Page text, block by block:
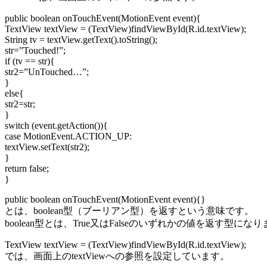
public boolean onTouchEvent(MotionEvent event){
TextView textView = (TextView)findViewById(R.id.textView);
String tv = textView.getText().toString();
str=”Touched!”;
if (tv == str){
str2=”UnTouched…”;
}
else{
str2=str;
}
switch (event.getAction()){
case MotionEvent.ACTION_UP:
textView.setText(str2);
}
return false;
}
public boolean onTouchEvent(MotionEvent event){}
とは、boolean型（ブーリアン型）を返すという意味です。
boolean型とは、True又はFalseのいずれかの値を返す型になり
TextView textView = (TextView)findViewById(R.id.textView);
では、画面上のtextViewへの参照を設定しています。